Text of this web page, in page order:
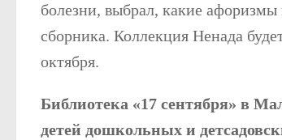
болезни, выбрал, какие
сборника. Коллекция Ненада
октября.
Библиотека «17 сентября» в
детей дошкольных и